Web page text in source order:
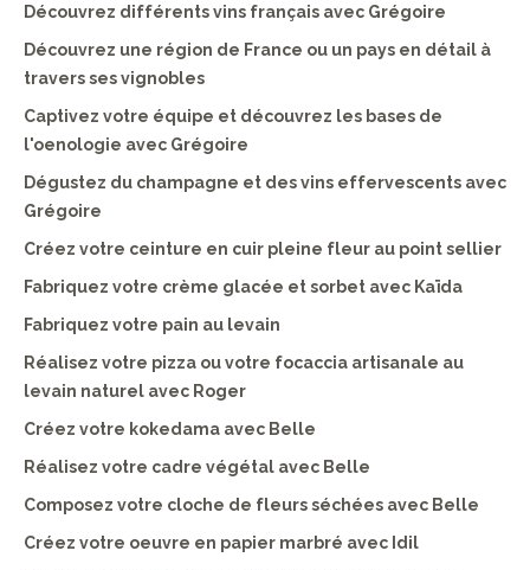
Découvrez différents vins français avec Grégoire
Découvrez une région de France ou un pays en détail à
travers ses vignobles
Captivez votre équipe et découvrez les bases de
l'oenologie avec Grégoire
Dégustez du champagne et des vins effervescents avec
Grégoire
Créez votre ceinture en cuir pleine fleur au point sellier
Fabriquez votre crème glacée et sorbet avec Kaïda
Fabriquez votre pain au levain
Réalisez votre pizza ou votre focaccia artisanale au
levain naturel avec Roger
Créez votre kokedama avec Belle
Réalisez votre cadre végétal avec Belle
Composez votre cloche de fleurs séchées avec Belle
Créez votre oeuvre en papier marbré avec Idil